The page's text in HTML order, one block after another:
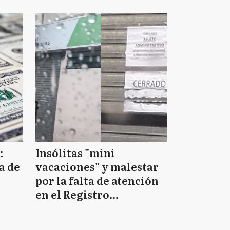
C. Paz
Matanza
de
Insólitas "mini
vacaciones" y malestar
por la falta de atención
en el Registro